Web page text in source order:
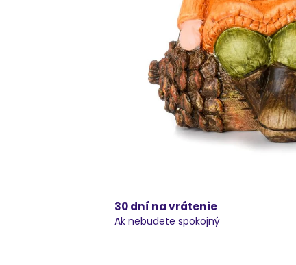
30 dní na vrátenie
Ak nebudete spokojný